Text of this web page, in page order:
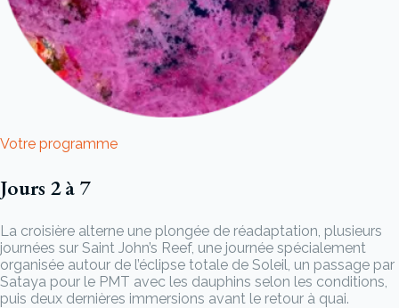
Votre programme
Jours 2 à 7
La croisière alterne une plongée de réadaptation, plusieurs
journées sur Saint John’s Reef, une journée spécialement
organisée autour de l’éclipse totale de Soleil, un passage par
Sataya pour le PMT avec les dauphins selon les conditions,
puis deux dernières immersions avant le retour à quai.